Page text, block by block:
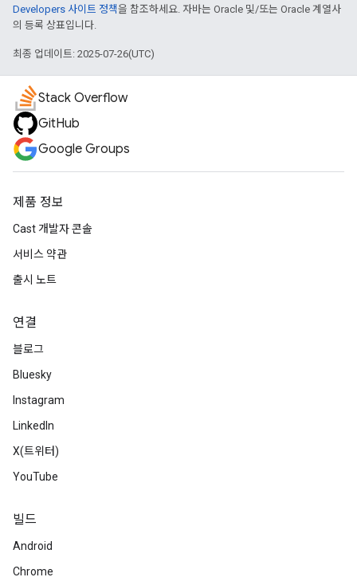
Developers 사이트 정책을 참조하세요. 자바는 Oracle 및/또는 Oracle 계열사
의 등록 상표입니다.
최종 업데이트: 2025-07-26(UTC)
Stack Overflow
GitHub
Google Groups
제품 정보
Cast 개발자 콘솔
서비스 약관
출시 노트
연결
블로그
Bluesky
Instagram
LinkedIn
X(트위터)
YouTube
빌드
Android
Chrome